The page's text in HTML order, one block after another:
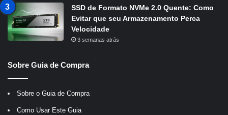
SSD de Formato NVMe 2.0 Quente: Como
Evitar que seu Armazenamento Perca
Velocidade
3 semanas atrás
Sobre Guia de Compra
Sobre o Guia de Compra
Como Usar Este Guia